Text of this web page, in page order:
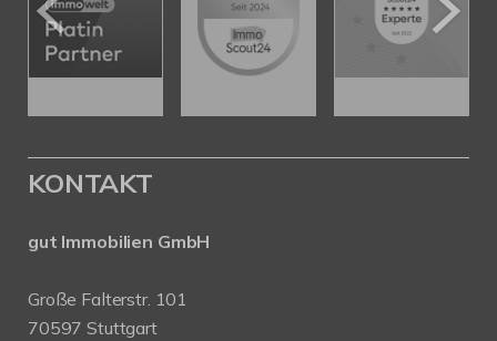
KONTAKT
gut Immobilien GmbH
Große Falterstr. 101
70597 Stuttgart